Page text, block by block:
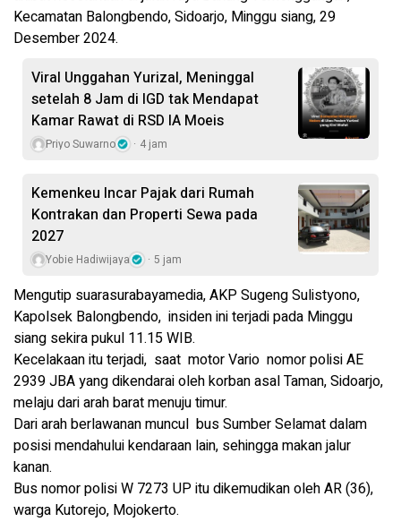
Kecamatan Balongbendo, Sidoarjo, Minggu siang, 29
Desember 2024.
Viral Unggahan Yurizal, Meninggal
setelah 8 Jam di IGD tak Mendapat
Kamar Rawat di RSD IA Moeis
Priyo Suwarno 4 jam
Kemenkeu Incar Pajak dari Rumah
Kontrakan dan Properti Sewa pada
2027
Yobie Hadiwijaya 5 jam
Mengutip suarasurabayamedia, AKP Sugeng Sulistyono,
Kapolsek Balongbendo, insiden ini terjadi pada Minggu
siang sekira pukul 11.15 WIB.
Kecelakaan itu terjadi, saat motor Vario nomor polisi AE
2939 JBA yang dikendarai oleh korban asal Taman, Sidoarjo,
melaju dari arah barat menuju timur.
Dari arah berlawanan muncul bus Sumber Selamat dalam
posisi mendahului kendaraan lain, sehingga makan jalur
kanan.
Bus nomor polisi W 7273 UP itu dikemudikan oleh AR (36),
warga Kutorejo, Mojokerto.